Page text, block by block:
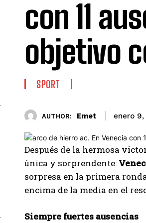
con 11
objetivo
SPORT
AUTHOR: Emet enero 9,
Después de la hermosa
única y sorprendente:
sorpresa en la primera
encima de la media en el
Siempre fuertes ausencias